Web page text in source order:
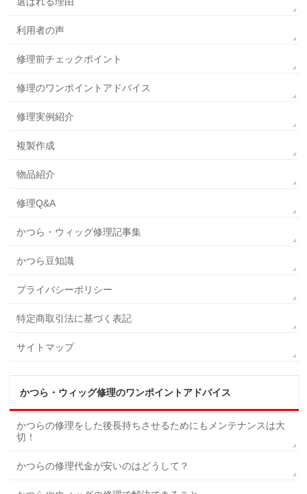
利用者の声
修理前チェックポイント
修理のワンポイントアドバイス
修理実例紹介
複製作成
物品紹介
修理Q&A
かつら・ウィッグ修理記事集
かつら豆知識
プライバシーポリシー
特定商取引法に基づく表記
サイトマップ
かつら・ウィッグ修理のワンポイントアドバイス
かつらの修理をした後長持ちさせるためにもメンテナンスは大
切！
かつらの修理代金が安いのはどうして？